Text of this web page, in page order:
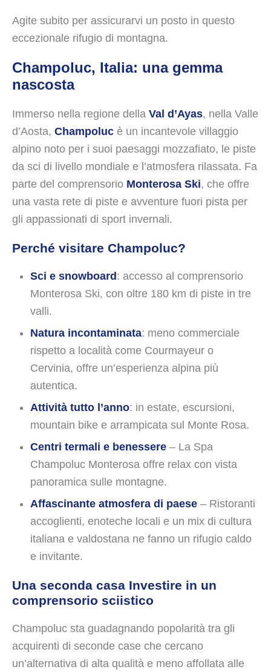
Agite subito per assicurarvi un posto in questo
eccezionale rifugio di montagna.
Champoluc, Italia: una gemma
nascosta
Immerso nella regione della Val d’Ayas, nella Valle
d’Aosta, Champoluc è un incantevole villaggio
alpino noto per i suoi paesaggi mozzafiato, le piste
da sci di livello mondiale e l’atmosfera rilassata. Fa
parte del comprensorio Monterosa Ski, che offre
una vasta rete di piste e avventure fuori pista per
gli appassionati di sport invernali.
Perché visitare Champoluc?
Sci e snowboard : accesso al comprensorio
Monterosa Ski, con oltre 180 km di piste in tre
valli.
Natura incontaminata: meno commerciale
rispetto a località come Courmayeur o
Cervinia, offre un’esperienza alpina più
autentica.
Attività tutto l’anno: in estate, escursioni,
mountain bike e arrampicata sul Monte Rosa.
Centri termali e benessere – La Spa
Champoluc Monterosa offre relax con vista
panoramica sulle montagne.
Affascinante atmosfera di paese – Ristoranti
accoglienti, enoteche locali e un mix di cultura
italiana e valdostana ne fanno un rifugio caldo
e invitante.
Una seconda casa Investire in un
comprensorio sciistico
Champoluc sta guadagnando popolarità tra gli
acquirenti di seconde case che cercano
un’alternativa di alta qualità e meno affollata alle